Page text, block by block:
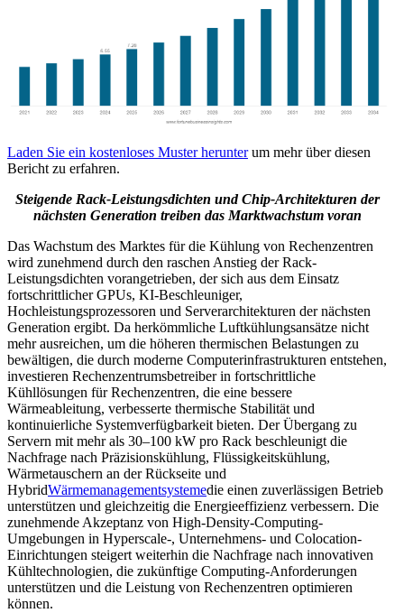
Laden Sie ein kostenloses Muster herunterum mehr über diesen
Bericht zu erfahren.
Steigende Rack-Leistungsdichten und Chip-Architekturen der
nächsten Generation treiben das Marktwachstum voran
Das Wachstum des Marktes für die Kühlung von Rechenzentren
wird zunehmend durch den raschen Anstieg der Rack-
Leistungsdichten vorangetrieben, der sich aus dem Einsatz
fortschrittlicher GPUs, KI-Beschleuniger,
Hochleistungsprozessoren und Serverarchitekturen der nächsten
Generation ergibt. Da herkömmliche Luftkühlungsansätze nicht
mehr ausreichen, um die höheren thermischen Belastungen zu
bewältigen, die durch moderne Computerinfrastrukturen entstehen,
investieren Rechenzentrumsbetreiber in fortschrittliche
Kühllösungen für Rechenzentren, die eine bessere
Wärmeableitung, verbesserte thermische Stabilität und
kontinuierliche Systemverfügbarkeit bieten. Der Übergang zu
Servern mit mehr als 30–100 kW pro Rack beschleunigt die
Nachfrage nach Präzisionskühlung, Flüssigkeitskühlung,
Wärmetauschern an der Rückseite und
HybridWärmemanagementsystemedie einen zuverlässigen Betrieb
unterstützen und gleichzeitig die Energieeffizienz verbessern. Die
zunehmende Akzeptanz von High-Density-Computing-
Umgebungen in Hyperscale-, Unternehmens- und Colocation-
Einrichtungen steigert weiterhin die Nachfrage nach innovativen
Kühltechnologien, die zukünftige Computing-Anforderungen
unterstützen und die Leistung von Rechenzentren optimieren
können.